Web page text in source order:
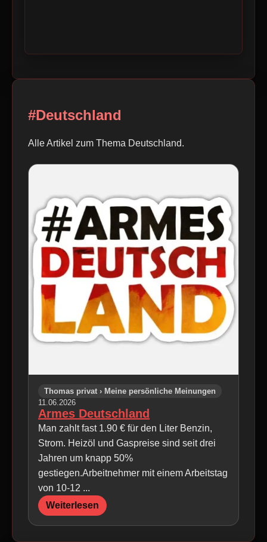
#Deutschland
Alle Artikel zum Thema Deutschland.
Thomas privat › Meine persönliche Meinungen
11.06.2026
Armes Deutschland
Man zahlt fast 1.90 € für den Liter Benzin,
Strom. Heizöl und Gaspreise sind seit drei
Jahren um knapp 50%
gestiegen.Arbeitnehmer mit einem Arbeitstag
von 10-12 ...
Weiterlesen